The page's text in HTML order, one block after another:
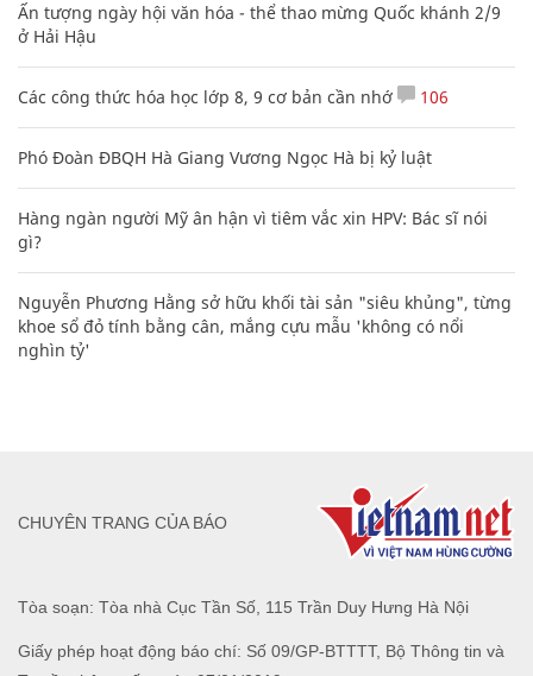
Ấn tượng ngày hội văn hóa - thể thao mừng Quốc khánh 2/9
ở Hải Hậu
Các công thức hóa học lớp 8, 9 cơ bản cần nhớ 106
Phó Đoàn ĐBQH Hà Giang Vương Ngọc Hà bị kỷ luật
Hàng ngàn người Mỹ ân hận vì tiêm vắc xin HPV: Bác sĩ nói
gì?
Nguyễn Phương Hằng sở hữu khối tài sản "siêu khủng", từng
khoe sổ đỏ tính bằng cân, mắng cựu mẫu 'không có nổi
nghìn tỷ'
Tòa soạn: Tòa nhà Cục Tần Số, 115 Trần Duy Hưng Hà Nội
Giấy phép hoạt động báo chí: Số 09/GP-BTTTT, Bộ Thông tin và
CHUYÊN TRANG CỦA BÁO